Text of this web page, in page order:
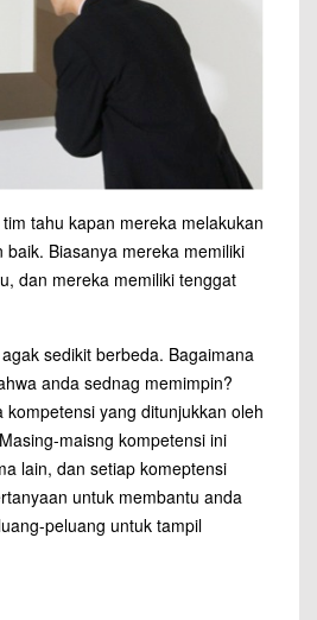
tahu kapan mereka melakukan
Biasanya mereka memiliki
dan mereka memiliki tenggat
sedikit berbeda. Bagaimana
anda sednag memimpin?
kompetensi yang ditunjukkan oleh
maisng kompetensi ini
lain, dan setiap komeptensi
untuk membantu anda
peluang untuk tampil